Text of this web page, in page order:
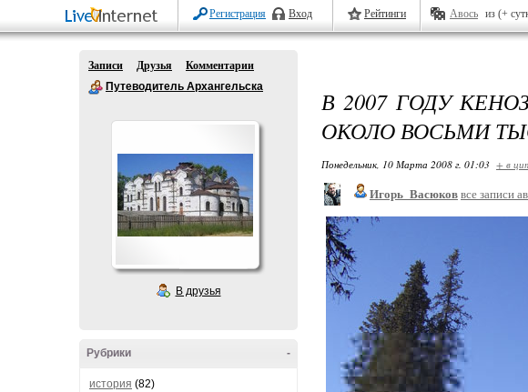
Регистрация Вход Рейтинги Авось из (+
Записи Друзья
Комментарии
Путеводитель Архангельска
В друзья
-
Рубрики
история (82)
В 2007 ГОДУ
ОКОЛО ВОСЬМИ
Понедельник, 10 Марта 2008 г. 01:03 + в
Игорь_Васюков все записи